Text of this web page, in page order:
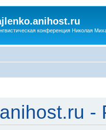
конференция Николая
-